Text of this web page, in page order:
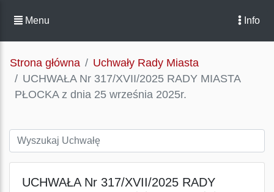
Menu Info
Strona główna
Uchwały Rady Miasta
UCHWAŁA Nr 317/XVII/2025 RADY MIASTA
PŁOCKA z dnia 25 września 2025r.
UCHWAŁA Nr 317/XVII/2025 RADY